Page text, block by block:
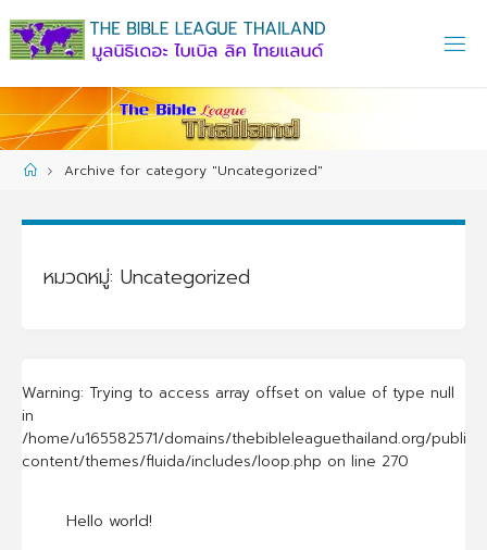
to
content
HomeArchive for category "Uncategorized"
หมวดหมู่:Uncategorized
Warning: Trying to access array offset on value of type null
in
/home/u165582571/domains/thebibleleaguethailand.org/
content/themes/fluida/includes/loop.php on line 270
Hello world!